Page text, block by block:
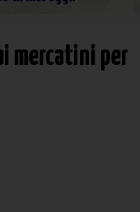
mercatini per